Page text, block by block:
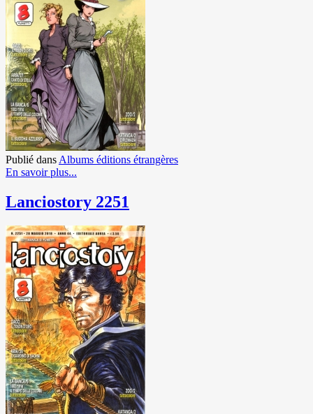
Publié dans Albums éditions étrangères
En savoir plus...
Lanciostory 2251